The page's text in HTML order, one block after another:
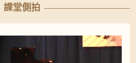
課堂側拍